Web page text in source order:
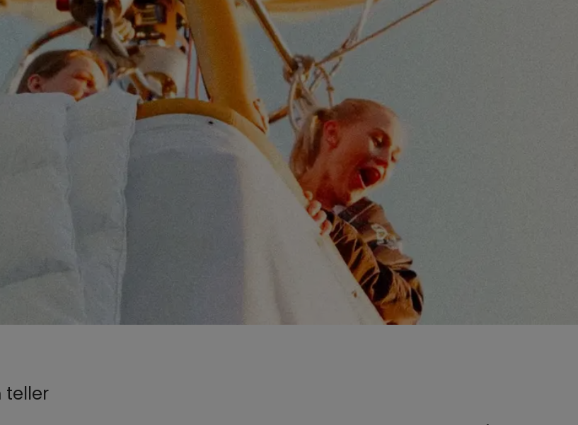
teller